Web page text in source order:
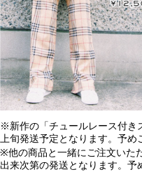
※新作の「チュールレース付き
上旬発送予定となります。予め
※他の商品と一緒にご注文いた
出来次第の発送となります。予